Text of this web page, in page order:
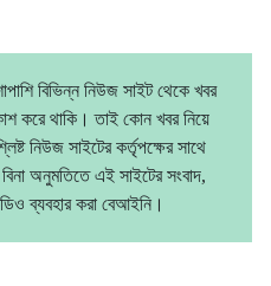
বিভিন্ন নিউজ সাইট থেকে খবর
করে থাকি। তাই কোন খবর নিয়ে
নিউজ সাইটের কর্তৃপক্ষের সাথে
অনুমতিতে এই সাইটের সংবাদ,
ব্যবহার করা বেআইনি।